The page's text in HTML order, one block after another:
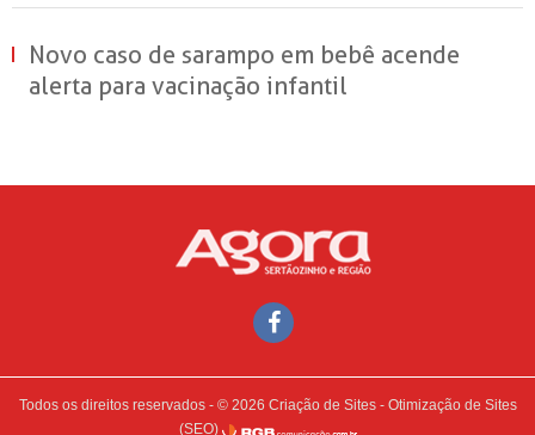
Novo caso de sarampo em bebê acende
alerta para vacinação infantil
Todos os direitos reservados - © 2026 Criação de Sites- Otimização de Sites
(SEO)